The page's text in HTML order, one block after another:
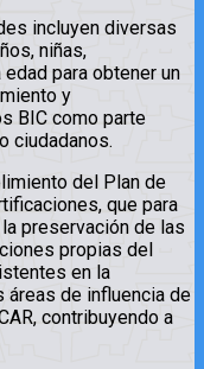
incluyen diversas
niñas,
para obtener un
y
BIC como parte
ciudadanos.
del Plan de
que para
preservación de las
propias del
en la
áreas de influencia de
contribuyendo a